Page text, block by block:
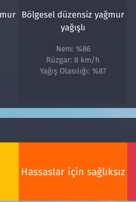
Bölgesel düzensiz yağmur
yağışlı
Nem: %86
Rüzgar: 8 km/h
Yağış Olasılığı: %87
Hassaslar için sağlıksız